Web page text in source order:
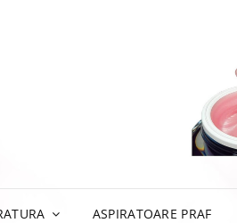
ASPIRATOARE PRAF